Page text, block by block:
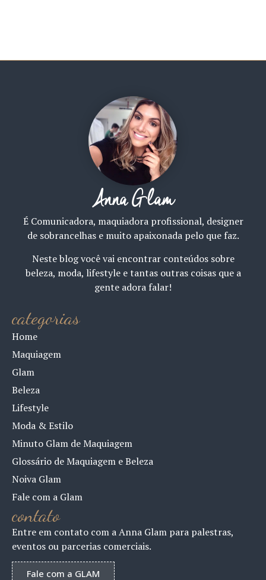
Anna Glam
É Comunicadora, maquiadora profissional, designer
de sobrancelhas e muito apaixonada pelo que faz.
Neste blog você vai encontrar conteúdos sobre
beleza, moda, lifestyle e tantas outras coisas que a
gente adora falar!
categorias
Home
Maquiagem
Glam
Beleza
Lifestyle
Moda & Estilo
Minuto Glam de Maquiagem
Glossário de Maquiagem e Beleza
Noiva Glam
Fale com a Glam
contato
Entre em contato com a Anna Glam para palestras,
eventos ou parcerias comerciais.
Fale com a GLAM